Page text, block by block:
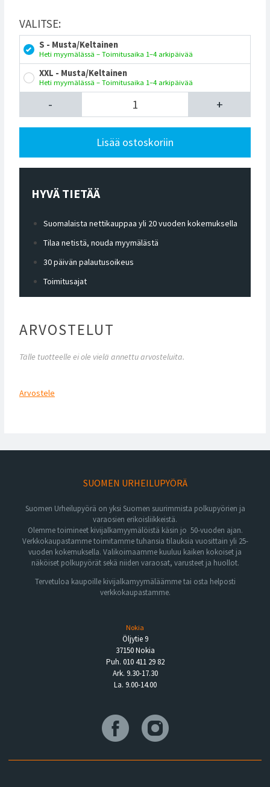
VALITSE:
S - Musta/Keltainen
Heti myymälässä – Toimitusaika 1–4 arkipäivää
XXL - Musta/Keltainen
Heti myymälässä – Toimitusaika 1–4 arkipäivää
- +
Lisää ostoskoriin
HYVÄ TIETÄÄ
Suomalaista nettikauppaa yli 20 vuoden kokemuksella
Tilaa netistä, nouda myymälästä
30 päivän palautusoikeus
Toimitusajat
ARVOSTELUT
Tälle tuotteelle ei ole vielä annettu arvosteluita.
Arvostele
SUOMEN URHEILUPYÖRÄ
Suomen Urheilupyörä on yksi Suomen suurimmista polkupyörien ja
varaosien erikoisliikkeistä.
Olemme toimineet kivijalkamyymälöistä käsin jo 50-vuoden ajan.
Verkkokaupastamme toimitamme tuhansia tilauksia vuosittain yli 25-
vuoden kokemuksella. Valikoimaamme kuuluu kaiken kokoiset ja
näköiset polkupyörät sekä niiden varaosat, varusteet ja huollot.
Tervetuloa kaupoille kivijalkamyymäläämme tai osta helposti
verkkokaupastamme.
Nokia
Öljytie 9
37150 Nokia
Puh. 010 411 29 82
Ark. 9.30-17.30
La. 9.00-14.00